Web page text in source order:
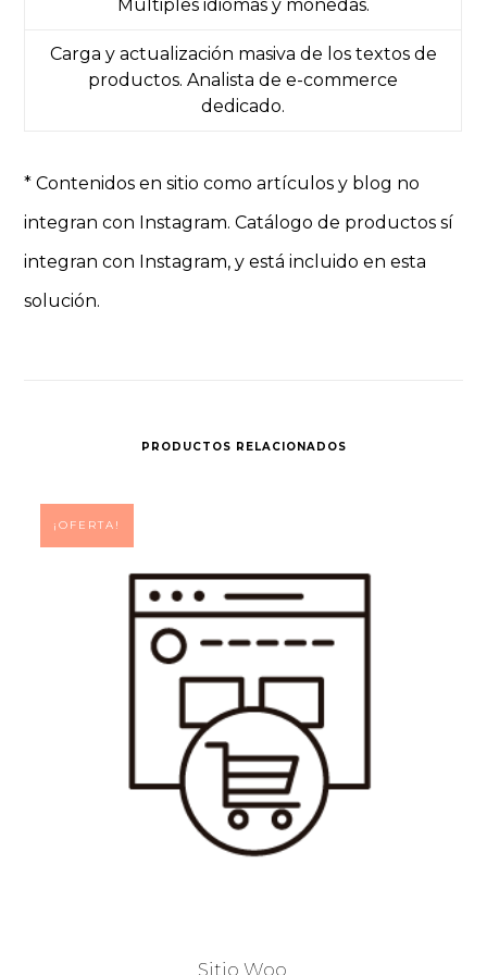
Múltiples idiomas y monedas.
Carga y actualización masiva de los textos de
productos. Analista de e-commerce
dedicado.
* Contenidos en sitio como artículos y blog no
integran con Instagram. Catálogo de productos sí
integran con Instagram, y está incluido en esta
solución.
PRODUCTOS RELACIONADOS
¡OFERTA!
Sitio Woo